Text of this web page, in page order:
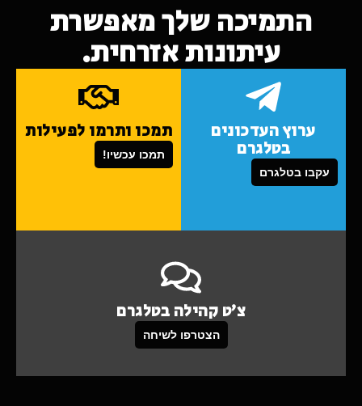
התמיכה שלך מאפשרת
עיתונות אזרחית.
ערוץ העדכונים
בטלגרם
עקבו בטלגרם
תמכו ותרמו לפעילות
תמכו עכשיו!
צ'ט קהילה בטלגרם
הצטרפו לשיחה